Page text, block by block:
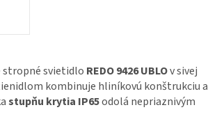
stropné svietidlo REDO 9426 UBLOv sivej
kombinuje hliníkovú konštrukciu a
stupňu krytia IP65odolá nepriaznivým